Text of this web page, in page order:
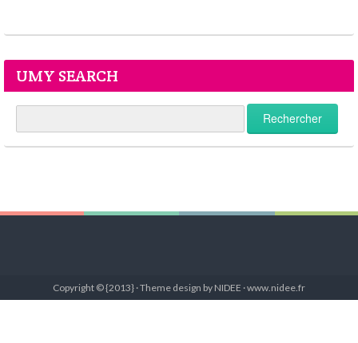
UMY SEARCH
Copyright © {2013} · Theme design by NIDEE · www.nidee.fr